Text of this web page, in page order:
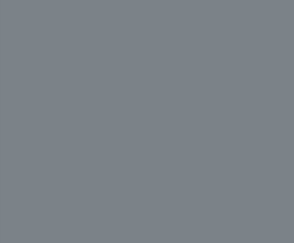
Corte Americano